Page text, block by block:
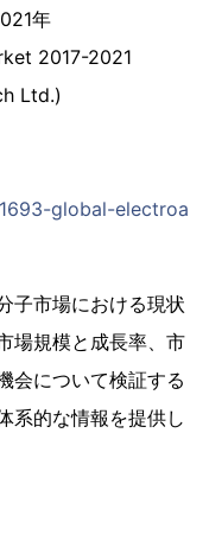
年
2017-2021
Ltd.)
global-electroa
子市場における現状
場規模と成長率、市
会について検証する
系的な情報を提供し